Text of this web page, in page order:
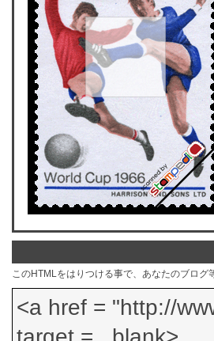
このHTMLをはりつける事で、あなたのブロ